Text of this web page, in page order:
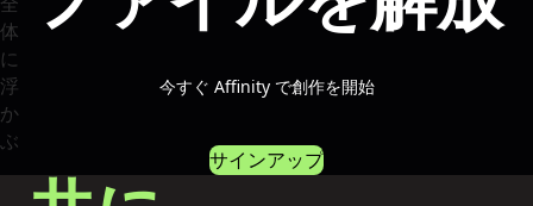
今すぐ Affinity で創作を開始
サインアップ